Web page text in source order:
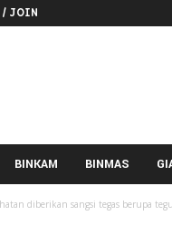
/ JOIN
BINKAM BINMAS
diberikan sangsi tegas berupa